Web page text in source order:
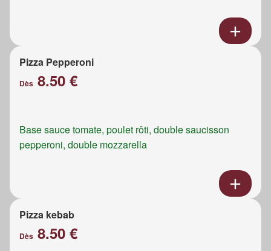
Pizza Pepperoni
Dès 8.50 €
Base sauce tomate, poulet rôti, double saucisson
pepperoni, double mozzarella
Pizza kebab
Dès 8.50 €